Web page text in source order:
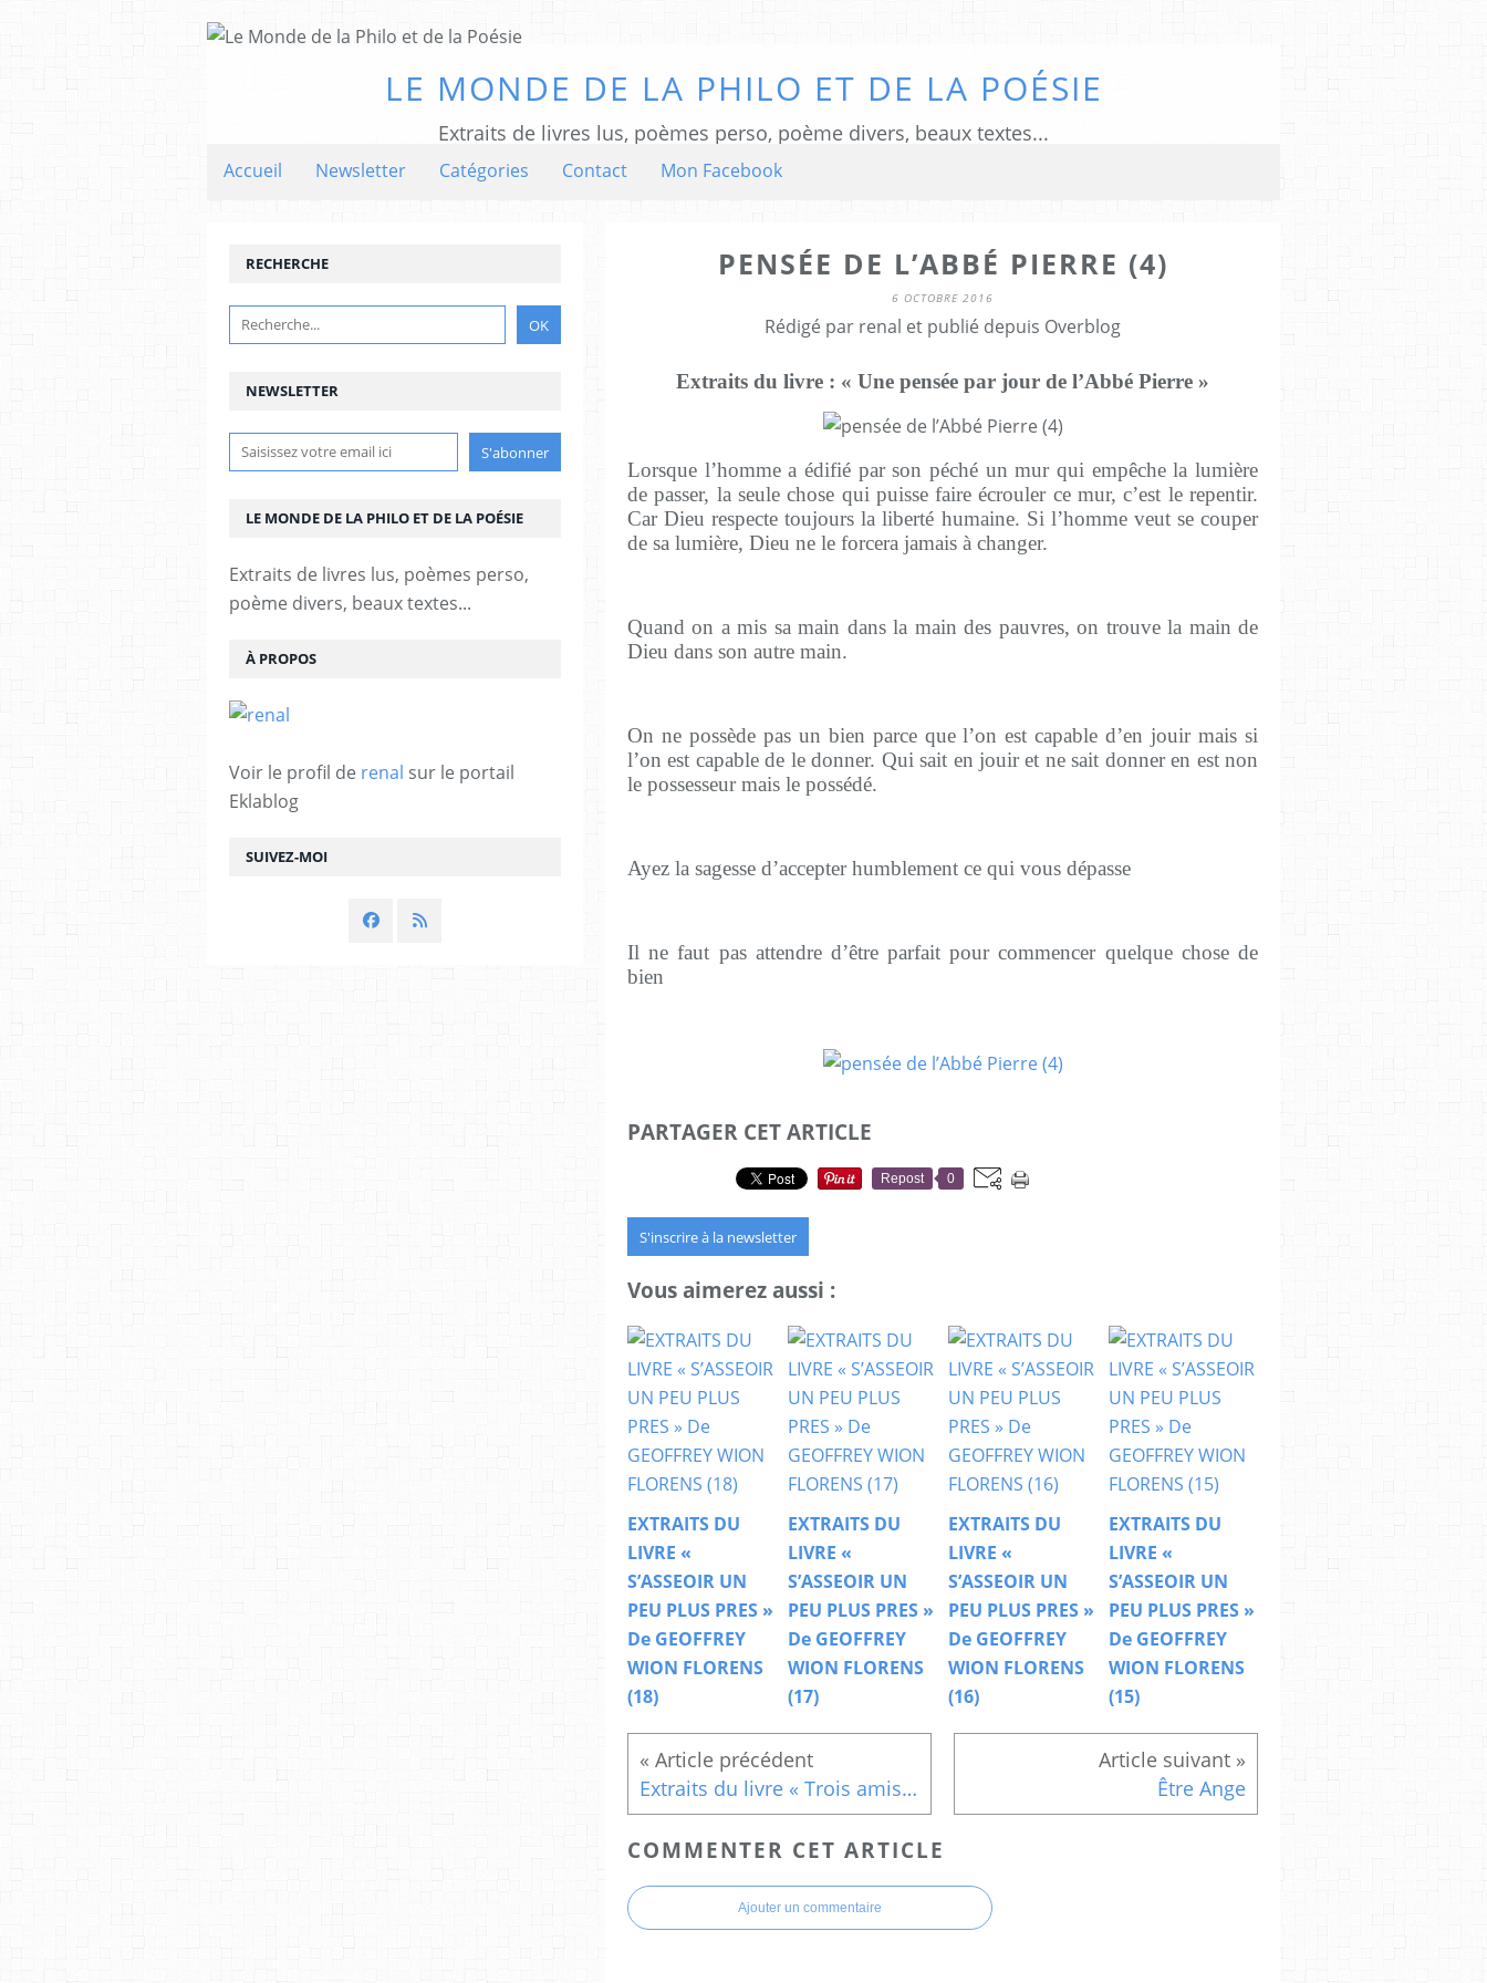
LE MONDE DE LA PHILO ET DE LA POÉSIE
Extraits de livres lus, poèmes perso, poème divers, beaux textes...
Accueil Newsletter Catégories Contact Mon Facebook
PENSÉE DE L’ABBÉ PIERRE (4)
6 OCTOBRE 2016
Rédigé par renal et publié depuis Overblog
Extraits du livre : « Une pensée par jour de l’Abbé Pierre »
Lorsque l’homme a édifié par son péché un mur qui empêche la lumière
de passer, la seule chose qui puisse faire écrouler ce mur, c’est le repentir.
Car Dieu respecte toujours la liberté humaine. Si l’homme veut se couper
de sa lumière, Dieu ne le forcera jamais à changer.
Quand on a mis sa main dans la main des pauvres, on trouve la main de
Dieu dans son autre main.
On ne possède pas un bien parce que l’on est capable d’en jouir mais si
l’on est capable de le donner. Qui sait en jouir et ne sait donner en est non
le possesseur mais le possédé.
Ayez la sagesse d’accepter humblement ce qui vous dépasse
Il ne faut pas attendre d’être parfait pour commencer quelque chose de
bien
PARTAGER CET ARTICLE
Repost 0
S'inscrire à la newsletter
Vous aimerez aussi :
EXTRAITS DU
LIVRE «
S’ASSEOIR UN
PEU PLUS PRES »
De GEOFFREY
WION FLORENS
(18)
EXTRAITS DU
LIVRE «
S’ASSEOIR UN
PEU PLUS PRES »
De GEOFFREY
WION FLORENS
(17)
EXTRAITS DU
LIVRE «
S’ASSEOIR UN
PEU PLUS PRES »
De GEOFFREY
WION FLORENS
(16)
EXTRAITS DU
LIVRE «
S’ASSEOIR UN
PEU PLUS PRES »
De GEOFFREY
WION FLORENS
(15)
Extraits du livre « Trois amis en quête de Sagesse » (fin) Être Ange
COMMENTER CET ARTICLE
Ajouter un commentaire
NEWSLETTER
SUIVEZ-MOI
RECHERCHE
LE MONDE DE LA PHILO ET DE LA POÉSIE
Extraits de livres lus, poèmes perso,
poème divers, beaux textes...
À PROPOS
Voir le profil de renal sur le portail
Eklablog